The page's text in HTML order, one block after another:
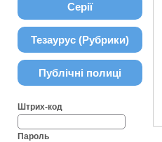
Серії
Тезаурус (Рубрики)
Публічні полиці
Штрих-код
Пароль